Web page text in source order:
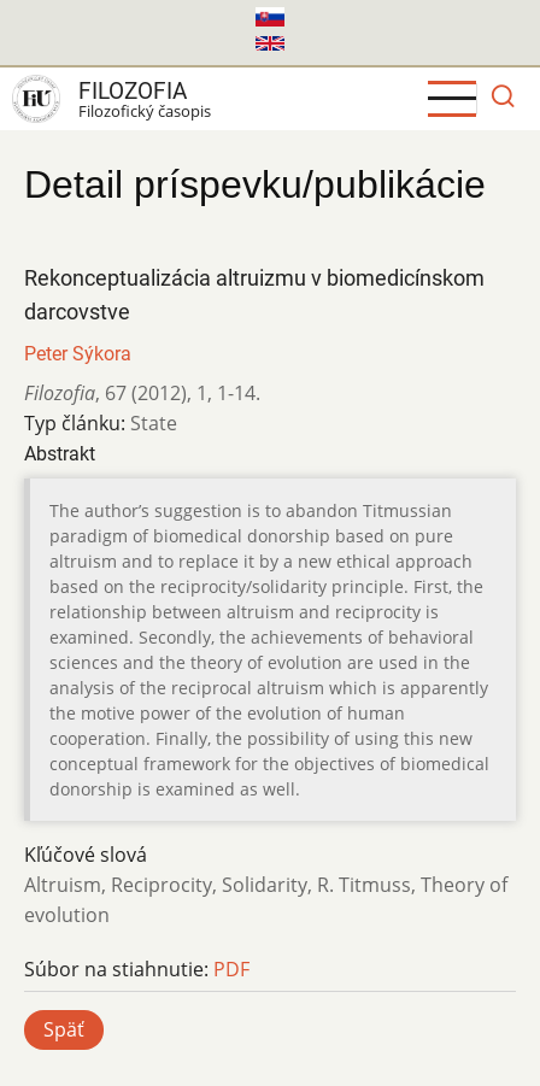
hlavný
obsah
FILOZOFIA
Filozofický časopis
Detail príspevku/publikácie
Rekonceptualizácia altruizmu v biomedicínskom
darcovstve
Peter Sýkora
Filozofia, 67 (2012), 1, 1-14.
Typ článku: State
Abstrakt
The author’s suggestion is to abandon Titmussian
paradigm of biomedical donorship based on pure
altruism and to replace it by a new ethical approach
based on the reciprocity/solidarity principle. First, the
relationship between altruism and reciprocity is
examined. Secondly, the achievements of behavioral
sciences and the theory of evolution are used in the
analysis of the reciprocal altruism which is apparently
the motive power of the evolution of human
cooperation. Finally, the possibility of using this new
conceptual framework for the objectives of biomedical
donorship is examined as well.
Kľúčové slová
Altruism, Reciprocity, Solidarity, R. Titmuss, Theory of
evolution
Súbor na stiahnutie: PDF
Späť